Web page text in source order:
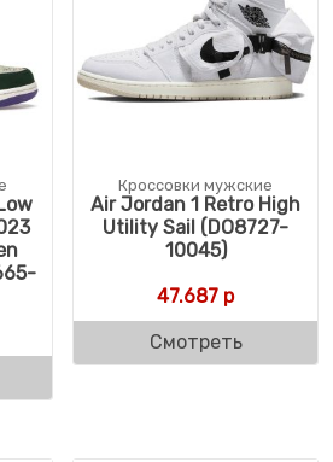
Кроссовки мужские
Air Jordan 1 Retro High
Utility Sail (DO8727-
10045)
47.687 р
Смотреть